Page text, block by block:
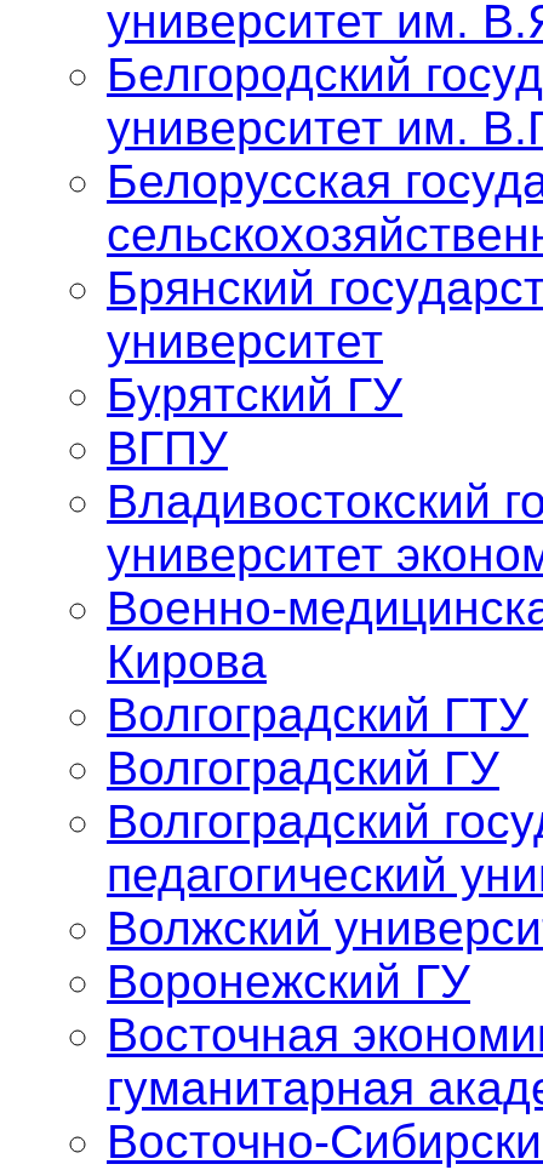
университет им.
Белгородский
университет им.
Белорусская
Брянский
университет
Бурятский ГУ
ВГПУ
Владивостокский
университет
Военно-
Кирова
Волгоградский ГТУ
Волгоградский ГУ
Волгоградский
педагогический
Волжский
Воронежский ГУ
Восточная
гуманитарная
Восточно-